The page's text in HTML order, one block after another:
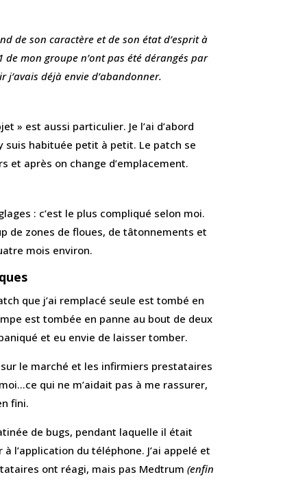
de son caractère et de son état d’esprit à
de mon groupe n’ont pas été dérangés par
déjà envie d’abandonner.
» est aussi particulier. Je l’ai d’abord
suis habituée petit à petit. Le patch se
et après on change d’emplacement.
: c’est le plus compliqué selon moi.
de zones de floues, de tâtonnements et
mois environ.
que j’ai remplacé seule est tombé en
est tombée en panne au bout de deux
et eu envie de laisser tomber.
le marché et les infirmiers prestataires
qui ne m’aidait pas à me rassurer,
fini.
de bugs, pendant laquelle il était
l’application du téléphone. J’ai appelé et
ont réagi, mais pas Medtrum (enfin